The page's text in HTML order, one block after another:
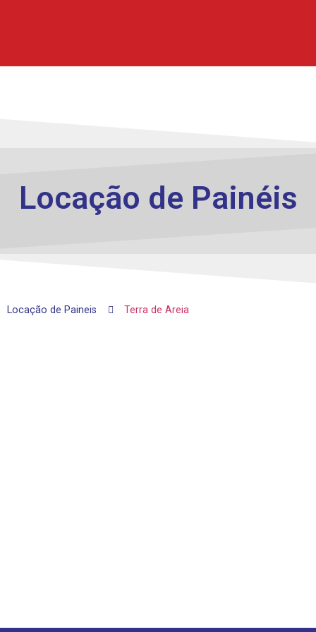
Locação de Painéis
Locação de Paineis Terra de Areia